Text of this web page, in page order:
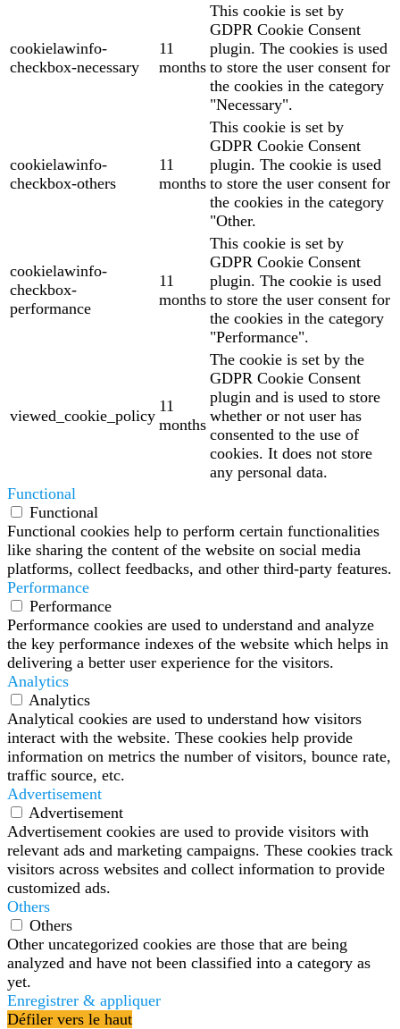
cookielawinfo-
checkbox-necessary
11
months
This cookie is set by
GDPR Cookie Consent
plugin. The cookies is used
to store the user consent for
the cookies in the category
"Necessary".
cookielawinfo-
checkbox-others
11
months
This cookie is set by
GDPR Cookie Consent
plugin. The cookie is used
to store the user consent for
the cookies in the category
"Other.
cookielawinfo-
checkbox-
performance
11
months
This cookie is set by
GDPR Cookie Consent
plugin. The cookie is used
to store the user consent for
the cookies in the category
"Performance".
viewed_cookie_policy
11
months
The cookie is set by the
GDPR Cookie Consent
plugin and is used to store
whether or not user has
consented to the use of
cookies. It does not store
any personal data.
Functional
Functional
Functional cookies help to perform certain functionalities
like sharing the content of the website on social media
platforms, collect feedbacks, and other third-party features.
Performance
Performance
Performance cookies are used to understand and analyze
the key performance indexes of the website which helps in
delivering a better user experience for the visitors.
Analytics
Analytics
Analytical cookies are used to understand how visitors
interact with the website. These cookies help provide
information on metrics the number of visitors, bounce rate,
traffic source, etc.
Advertisement
Advertisement
Advertisement cookies are used to provide visitors with
relevant ads and marketing campaigns. These cookies track
visitors across websites and collect information to provide
customized ads.
Others
Others
Other uncategorized cookies are those that are being
analyzed and have not been classified into a category as
yet.
Enregistrer & appliquer
Défiler vers le haut